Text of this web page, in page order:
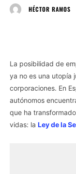
HÉCTOR RAMOS
La posibilidad de
ya no es una utopía
corporaciones. En
autónomos
que ha
vidas: la Ley de la